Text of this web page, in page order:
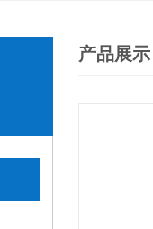
产品展示